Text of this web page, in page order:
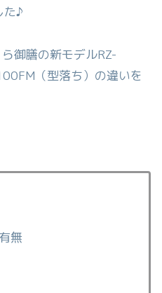
た♪
御膳の新モデルRZ-
（型落ち）の違いを
無